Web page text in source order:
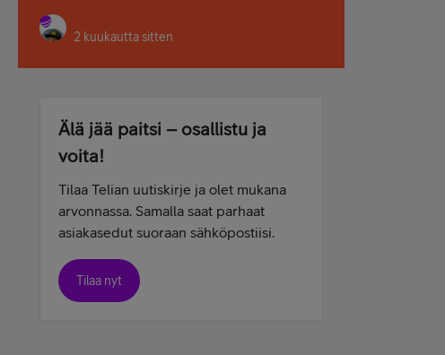
2 kuukautta sitten
Älä jää paitsi – osallistu ja
voita!
Tilaa Telian uutiskirje ja olet mukana
arvonnassa. Samalla saat parhaat
asiakasedut suoraan sähköpostiisi.
Tilaa nyt